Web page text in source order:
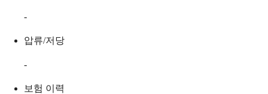
-
압류/저당
-
보험 이력